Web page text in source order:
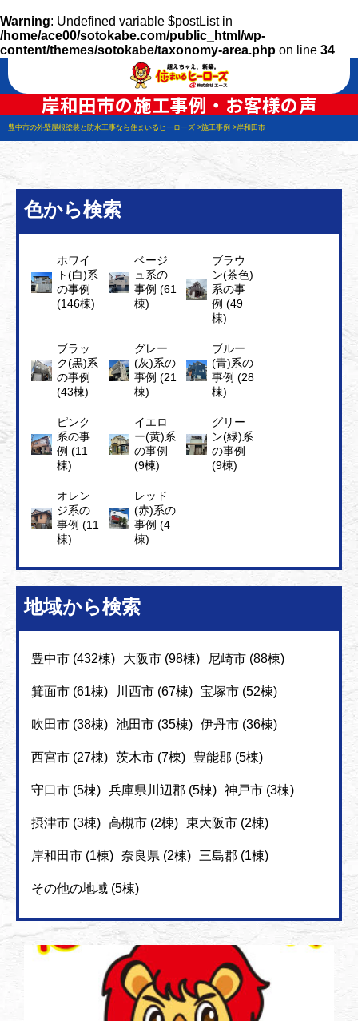
Warning: Undefined variable $postList in
/home/ace00/sotokabe.com/public_html/wp-
content/themes/sotokabe/taxonomy-area.php on line 34
岸和田市の施工事例・お客様の声
豊中市の外壁屋根塗装と防水工事なら住まいるヒーローズ 施工事例 岸和田市
色から検索
ホワイ
ト(白)系
の事例
(146棟)
ベージ
ュ系の
事例 (61
棟)
ブラウ
ン(茶色)
系の事
例 (49
棟)
ブラッ
ク(黒)系
の事例
(43棟)
グレー
(灰)系の
事例 (21
棟)
ブルー
(青)系の
事例 (28
棟)
ピンク
系の事
例 (11
棟)
イエロ
ー(黄)系
の事例
(9棟)
グリー
ン(緑)系
の事例
(9棟)
オレン
ジ系の
事例 (11
棟)
レッド
(赤)系の
事例 (4
棟)
地域から検索
豊中市 (432棟) 大阪市 (98棟) 尼崎市 (88棟)
箕面市 (61棟) 川西市 (67棟) 宝塚市 (52棟)
吹田市 (38棟) 池田市 (35棟) 伊丹市 (36棟)
西宮市 (27棟) 茨木市 (7棟) 豊能郡 (5棟)
守口市 (5棟) 兵庫県川辺郡 (5棟) 神戸市 (3棟)
摂津市 (3棟) 高槻市 (2棟) 東大阪市 (2棟)
岸和田市 (1棟) 奈良県 (2棟) 三島郡 (1棟)
その他の地域 (5棟)